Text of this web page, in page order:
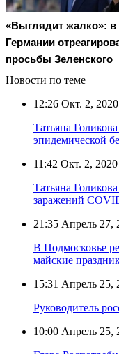
«Выглядит жалко»: в
Германии
просьбы Зеленского
Новости по теме
12:26 Окт. 2, 2020
Татьяна
эпидемической
11:42 Окт. 2, 2020
Татьяна
заражений
21:35 Апрель 27,
В Подмосковье
майские
15:31 Апрель 25,
Руководитель
10:00 Апрель 25,